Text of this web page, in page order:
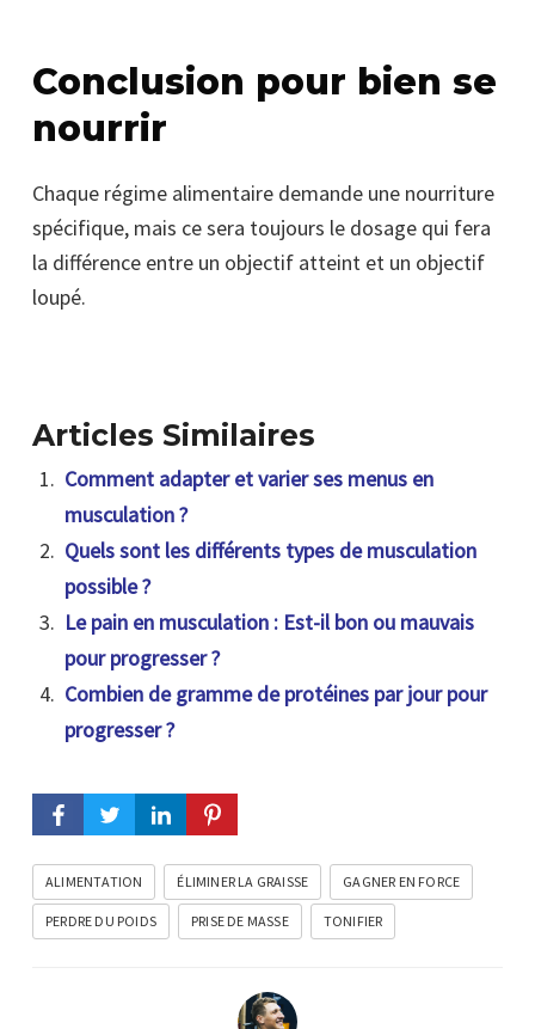
Conclusion pour bien se
nourrir
Chaque régime alimentaire demande une nourriture
spécifique, mais ce sera toujours le dosage qui fera
la différence entre un objectif atteint et un objectif
loupé.
Articles Similaires
Comment adapter et varier ses menus en
musculation ?
Quels sont les différents types de musculation
possible ?
Le pain en musculation : Est-il bon ou mauvais
pour progresser ?
Combien de gramme de protéines par jour pour
progresser ?
ALIMENTATION ÉLIMINER LA GRAISSE GAGNER EN FORCE
PERDRE DU POIDS PRISE DE MASSE TONIFIER